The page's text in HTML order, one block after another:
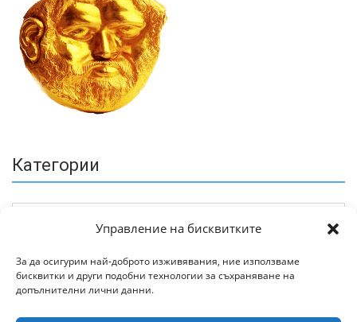
Управление на бисквитките
За да осигурим най-доброто изживявания, ние използваме
бисквитки и други подобни технологии за съхраняване на
допълнителни лични данни.
Категории
Архив